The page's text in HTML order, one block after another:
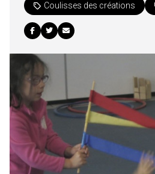
Coulisses des créations